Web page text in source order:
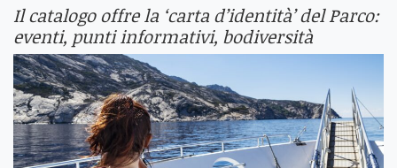
Il catalogo offre la ‘carta d’identità’ del Parco:
eventi, punti informativi, bodiversità